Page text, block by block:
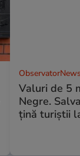
Valuri de 5
Negre.
ţină turiştii